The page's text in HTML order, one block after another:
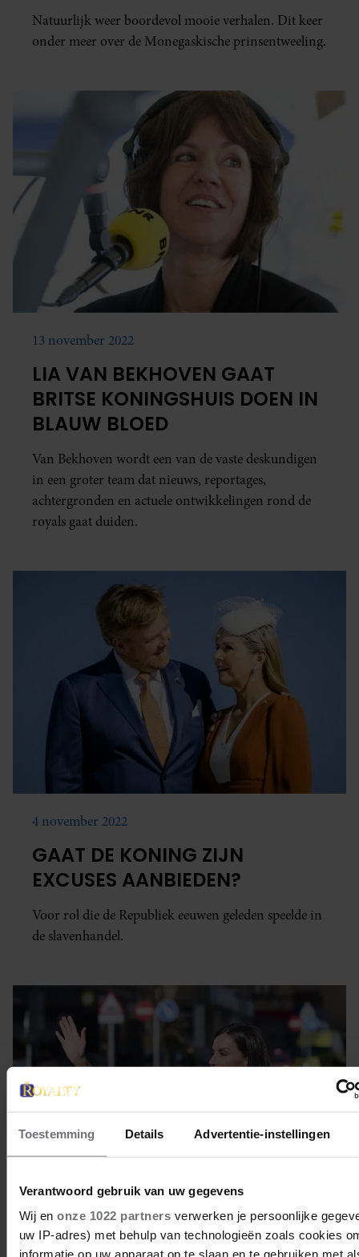
Toestemming Details Advertentie-instellingen
Verantwoord gebruik van uw gegevens
Wij en onze 1022 partnersverwerken je persoonlijke
uw IP-adres) met behulp van technologieën zoals cookies
informatie op uw apparaat op te slaan en te gebruiken met
Natuurlijk weer boordevol mooie verhalen. Dit keer
onder meer over de Monegaskische prinsentweeling.
13 november 2022
LIA VAN BEKHOVEN GAAT
BRITSE KONINGSHUIS DOEN IN
BLAUW BLOED
Van Bekhoven wordt een van de vaste deskundigen
in een groter team dat nieuws, reportages,
achtergronden en actuele ontwikkelingen rond de
royals gaat duiden.
4 november 2022
GAAT DE KONING ZIJN
EXCUSES AANBIEDEN?
Voor rol die de Republiek eeuwen geleden speelde in
de slavenhandel.
4 november 2022